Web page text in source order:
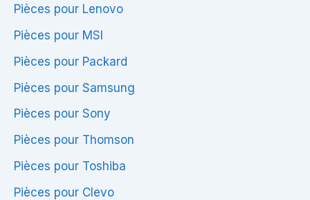
Pièces pour Lenovo
Pièces pour MSI
Pièces pour Packard
Pièces pour Samsung
Pièces pour Sony
Pièces pour Thomson
Pièces pour Toshiba
Pièces pour Clevo